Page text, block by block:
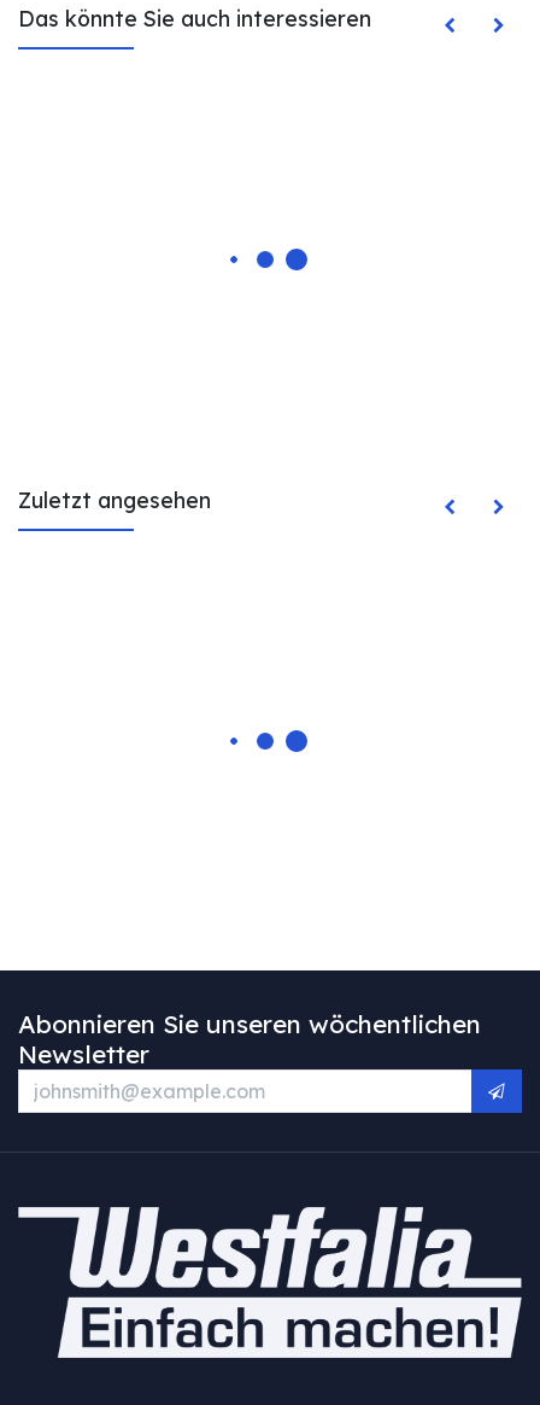
Das könnte Sie auch interessieren
Zuletzt angesehen
Abonnieren Sie unseren wöchentlichen
Newsletter